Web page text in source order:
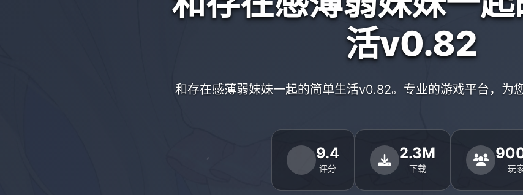
活v0.82
和存在感薄弱妹妹一起的简单生活v0.82。专业的游戏平台，为
9.4
评分
2.3M
下载 玩